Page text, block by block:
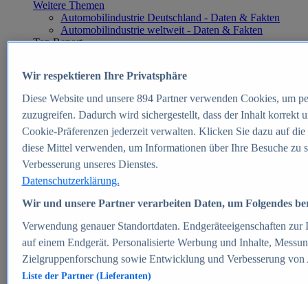
Weitere Themen
Automobilindustrie Deutschland - Daten & Fakten
Automobilindustrie weltweit - Daten & Fakten
Top Report
Zum Report
E-commerce
Beliebte Statistiken
Aktuelle Statistiken
E-Commerce - Entwicklung des Umsatzes in
Deutschland 1999-2025
Umsatz von Amazon in Deutschland und weltweit
2010-2025
B2C-E-Commerce: Top-50 Online Shops in
Deutschland 2024
Marktanteile von Online-Zahlungsverfahren in
Deutschland 2024
Umsatzstarke Warengruppen im Online-Handel in
Deutschland 2023-2025
Wir respektieren Ihre Privatsphäre
Diese Website und unsere 894Partner verwenden Cookies, um
zuzugreifen. Dadurch wird sichergestellt, dass der Inhalt korrekt
Cookie-Präferenzen jederzeit verwalten. Klicken Sie dazu auf
diese Mittel verwenden, um Informationen über Ihre Besuche
Verbesserung unseres Dienstes.
Datenschutzerklärung.
Wir und unsere Partner verarbeiten Daten, um Folgendes
Verwendung genauer Standortdaten. Endgeräteeigenschaften
auf einem Endgerät. Personalisierte Werbung und Inhalte,
Zielgruppenforschung sowie Entwicklung und Verbesserung von
Liste der Partner (Lieferanten)